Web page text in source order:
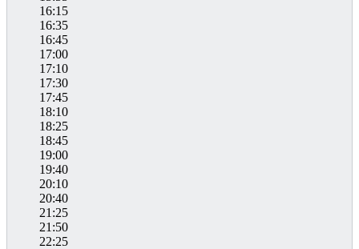
16:15
16:35
16:45
17:00
17:10
17:30
17:45
18:10
18:25
18:45
19:00
19:40
20:10
20:40
21:25
21:50
22:25